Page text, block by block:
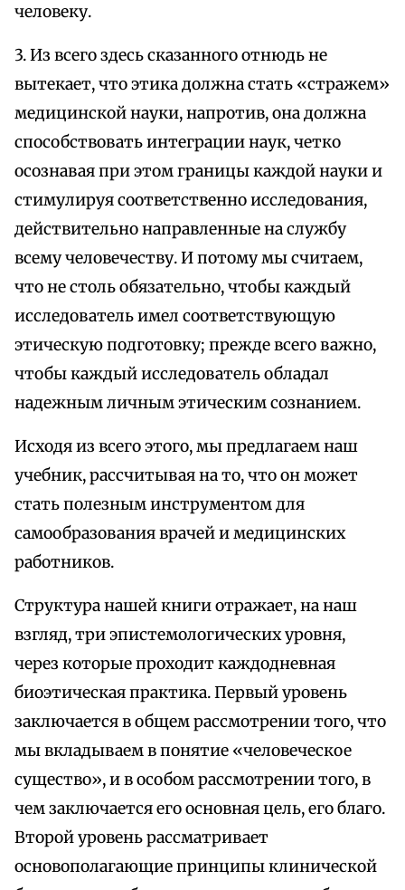
человеку.
3. Из всего здесь сказанного отнюдь не
вытекает, что этика должна стать «стражем»
медицинской науки, напротив, она должна
способствовать интеграции наук, четко
осознавая при этом границы каждой науки и
стимулируя соответственно исследования,
действительно направленные на службу
всему человечеству. И потому мы считаем,
что не столь обязательно, чтобы каждый
исследователь имел соответствующую
этическую подготовку; прежде всего важно,
чтобы каждый исследователь обладал
надежным личным этическим сознанием.
Исходя из всего этого, мы предлагаем наш
учебник, рассчитывая на то, что он может
стать полезным инструментом для
самообразования врачей и медицинских
работников.
Структура нашей книги отражает, на наш
взгляд, три эпистемологических уровня,
через которые проходит каждодневная
биоэтическая практика. Первый уровень
заключается в общем рассмотрении того, что
мы вкладываем в понятие «человеческое
существо», и в особом рассмотрении того, в
чем заключается его основная цель, его благо.
Второй уровень рассматривает
основополагающие принципы клинической